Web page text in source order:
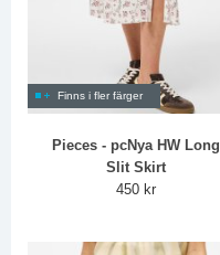
Finns i fler färger
Pieces - pcNya HW Long
Slit Skirt
450 kr